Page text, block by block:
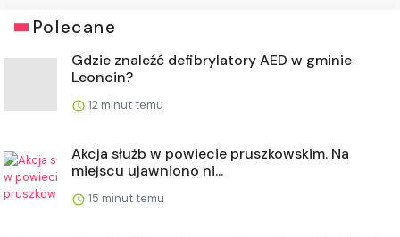
Polecane
Gdzie znaleźć defibrylatory AED w gminie
Leoncin?
12 minut temu
Akcja służb w powiecie pruszkowskim. Na
miejscu ujawniono ni...
15 minut temu